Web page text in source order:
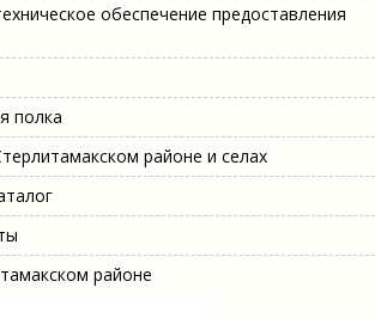
обеспечение предоставления
полка
районе и селах
районе